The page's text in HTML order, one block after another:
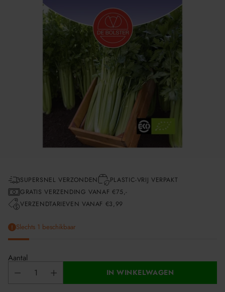
SUPERSNEL VERZONDEN
PLASTIC-VRIJ VERPAKT
GRATIS VERZENDING VANAF €75,-
VERZENDTARIEVEN VANAF €3,99
Slechts 1 beschikbaar
Aantal
IN WINKELWAGEN